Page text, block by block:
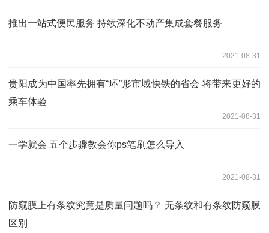
推出一站式便民服务 持续深化不动产集成套餐服务
2021-08-31
贵阳成为中国率先拥有“环”形市域快铁的省会 将带来更好的
乘车体验
2021-08-31
一学就会 五个步骤教会你ps笔刷怎么导入
2021-08-31
防窥膜上有条纹究竟是质量问题吗？ 无条纹和有条纹防窥膜
区别